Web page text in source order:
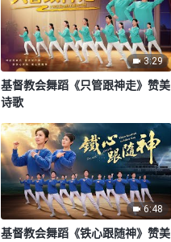
3:29
基督教会舞蹈《只管跟神走》赞美
诗歌
6:48
基督教会舞蹈《铁心跟随神》赞美